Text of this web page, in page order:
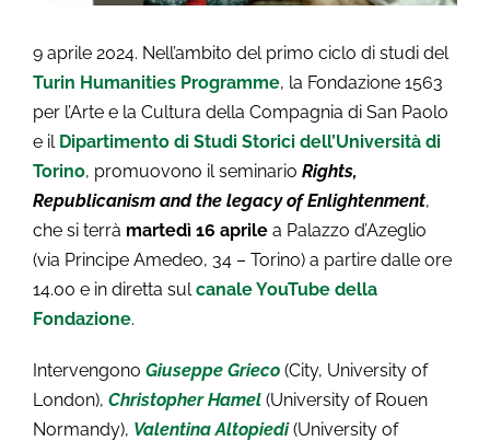
9 aprile 2024. Nell’ambito del primo ciclo di studi del
Turin Humanities Programme, la Fondazione 1563
per l’Arte e la Cultura della Compagnia di San Paolo
e il Dipartimento di Studi Storici dell’Università di
Torino, promuovono il seminario Rights,
Republicanism and the legacy of Enlightenment,
che si terrà martedì 16 aprile a Palazzo d’Azeglio
(via Principe Amedeo, 34 – Torino) a partire dalle ore
14.00 e in diretta sulcanale YouTube della
Fondazione.
Intervengono Giuseppe Grieco (City, University of
London), Christopher Hamel(University of Rouen
Normandy), Valentina Altopiedi(University of